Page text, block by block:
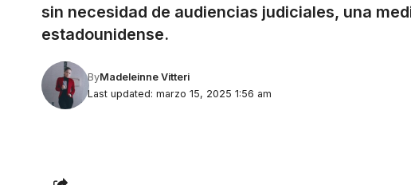
sin necesidad de audiencias judiciales, una
estadounidense.
Last updated: marzo 15, 2025 1:56 am
ByMadeleinne Vitteri